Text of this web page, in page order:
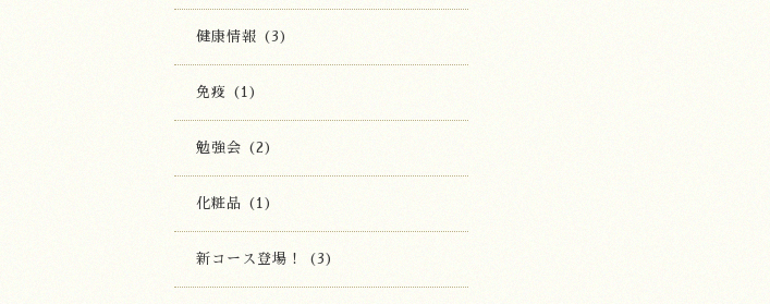
健康情報 (3)
免疫 (1)
勉強会 (2)
化粧品 (1)
新コース登場！ (3)